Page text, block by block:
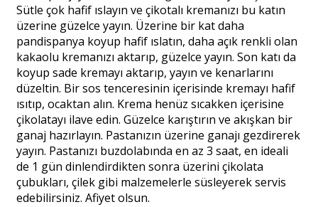
Sütle çok hafif ıslayın ve çikotalı kremanızı bu katın
üzerine güzelce yayın. Üzerine bir kat daha
pandispanya koyup hafif ıslatın, daha açık renkli olan
kakaolu kremanızı aktarıp, güzelce yayın. Son katı da
koyup sade kremayı aktarıp, yayın ve kenarlarını
düzeltin. Bir sos tenceresinin içerisinde kremayı hafif
ısıtıp, ocaktan alın. Krema henüz sıcakken içerisine
çikolatayı ilave edin. Güzelce karıştırın ve akışkan bir
ganaj hazırlayın. Pastanızın üzerine ganajı gezdirerek
yayın. Pastanızı buzdolabında en az 3 saat, en ideali
de 1 gün dinlendirdikten sonra üzerini çikolata
çubukları, çilek gibi malzemelerle süsleyerek servis
edebilirsiniz. Afiyet olsun.